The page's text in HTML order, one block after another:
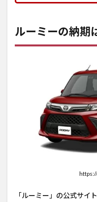
ルーミーの納期
「ルーミー」の公式サイ